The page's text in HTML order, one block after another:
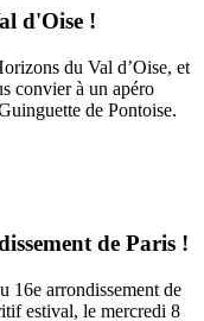
d'Oise !
du Val d’Oise, et
convier à un apéro
de Pontoise.
de Paris !
arrondissement de
estival, le mercredi 8